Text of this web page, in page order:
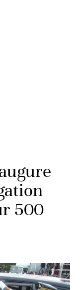
500